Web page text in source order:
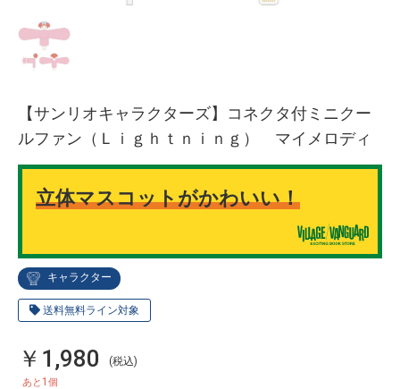
キャラクター
送料無料ライン対象
【サンリオキャラクターズ】コネクタ付ミニクー
ルファン（Ｌｉｇｈｔｎｉｎｇ） マイメロディ
立体マスコットがかわいい！
￥1,980 (税込)
あと 1 個